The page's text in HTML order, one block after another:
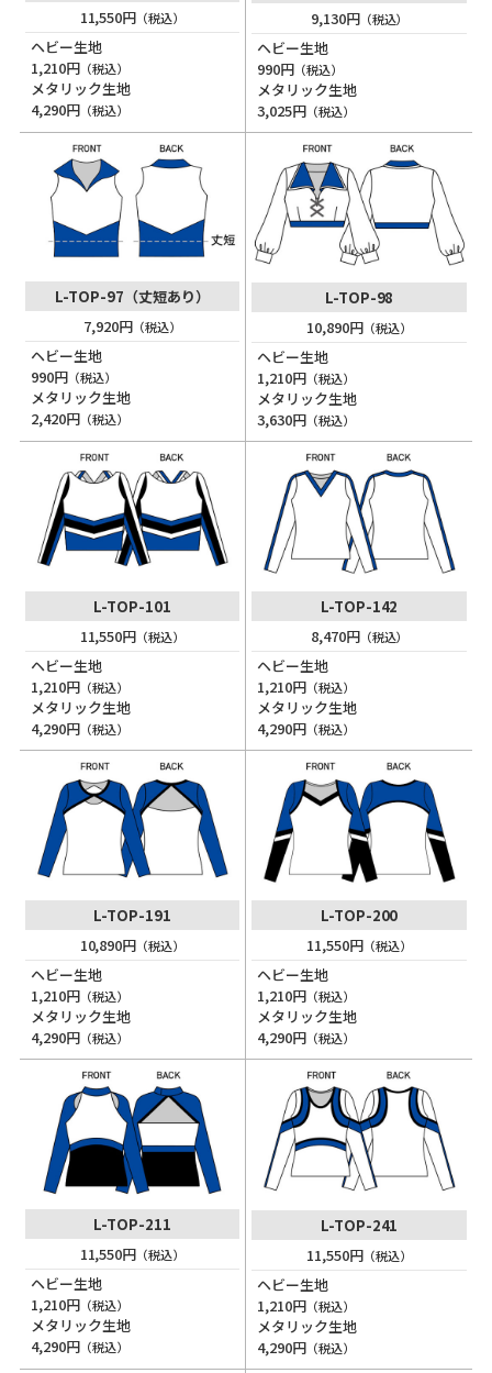
11,550円 （税込）
ヘビー生地
1,210円（税込）
メタリック生地
4,290円（税込）
9,130円（税込）
ヘビー生地
990円（税込）
メタリック生地
3,025円（税込）
L-TOP-97 （丈短あり）
7,920円（税込）
ヘビー生地
990円（税込）
メタリック生地
2,420円（税込）
L-TOP-98
10,890円 （税込）
ヘビー生地
1,210円（税込）
メタリック生地
3,630円（税込）
L-TOP-101
11,550円 （税込）
ヘビー生地
1,210円（税込）
メタリック生地
4,290円（税込）
L-TOP-142
8,470円（税込）
ヘビー生地
1,210円（税込）
メタリック生地
4,290円（税込）
L-TOP-191
10,890円 （税込）
ヘビー生地
1,210円（税込）
メタリック生地
4,290円（税込）
L-TOP-200
11,550円 （税込）
ヘビー生地
1,210円（税込）
メタリック生地
4,290円（税込）
L-TOP-211
11,550円 （税込）
ヘビー生地
1,210円（税込）
メタリック生地
4,290円（税込）
L-TOP-241
11,550円 （税込）
ヘビー生地
1,210円（税込）
メタリック生地
4,290円（税込）